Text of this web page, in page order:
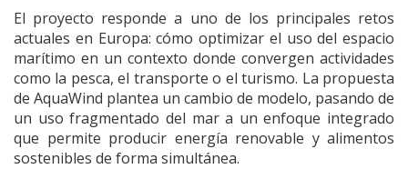
El proyecto responde a uno de los principales retos
actuales en Europa: cómo optimizar el uso del espacio
marítimo en un contexto donde convergen actividades
como la pesca, el transporte o el turismo. La propuesta
de AquaWind plantea un cambio de modelo, pasando de
un uso fragmentado del mar a un enfoque integrado
que permite producir energía renovable y alimentos
sostenibles de forma simultánea.